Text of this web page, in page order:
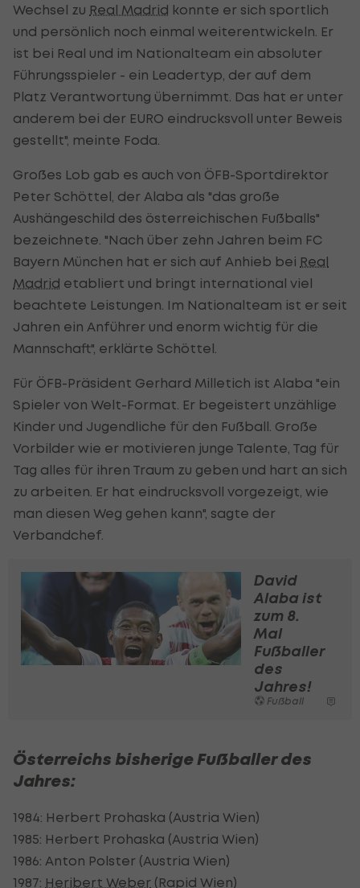
Wechsel zu Real Madrid konnte er sich sportlich
und persönlich noch einmal weiterentwickeln. Er
ist bei Real und im Nationalteam ein absoluter
Führungsspieler - ein Leadertyp, der auf dem
Platz Verantwortung übernimmt. Das hat er unter
anderem bei der EURO eindrucksvoll unter Beweis
gestellt", meinte Foda.
Großes Lob gab es auch von ÖFB-Sportdirektor
Peter Schöttel, der Alaba als "das große
Aushängeschild des österreichischen Fußballs"
bezeichnete. "Nach über zehn Jahren beim FC
Bayern München hat er sich auf Anhieb bei Real
Madrid etabliert und bringt international viel
beachtete Leistungen. Im Nationalteam ist er seit
Jahren ein Anführer und enorm wichtig für die
Mannschaft", erklärte Schöttel.
Für ÖFB-Präsident Gerhard Milletich ist Alaba "ein
Spieler von Welt-Format. Er begeistert unzählige
Kinder und Jugendliche für den Fußball. Große
Vorbilder wie er motivieren junge Talente, Tag für
Tag alles für ihren Traum zu geben und hart an sich
zu arbeiten. Er hat eindrucksvoll vorgezeigt, wie
man diesen Weg gehen kann", sagte der
Verbandchef.
David
Alaba ist
zum 8.
Mal
Fußballer
des
Jahres!
Fußball
Österreichs bisherige Fußballer des
Jahres:
1984: Herbert Prohaska (Austria Wien)
1985: Herbert Prohaska (Austria Wien)
1986: Anton Polster (Austria Wien)
1987: Heribert Weber (Rapid Wien)